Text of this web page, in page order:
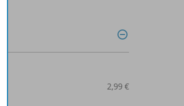
2,99 €